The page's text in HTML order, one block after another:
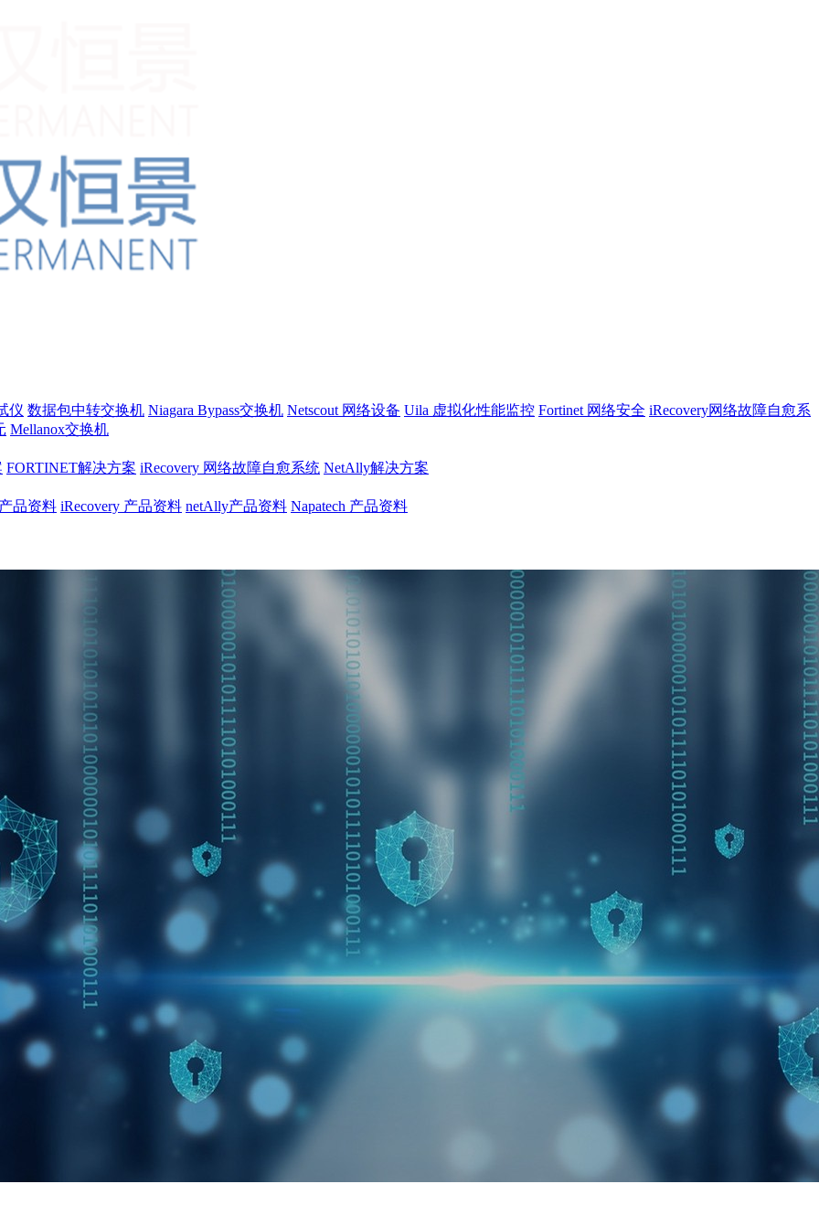
仪 数据包中转交换机 Niagara Bypass交换机 Netscout 网络设备 Uila 虚拟化性能监控 Fortinet 网络安全 iRecovery网络故障自愈系
Mellanox交换机
FORTINET解决方案 iRecovery 网络故障自愈系统 NetAlly解决方案
品资料 iRecovery 产品资料 netAlly产品资料 Napatech 产品资料